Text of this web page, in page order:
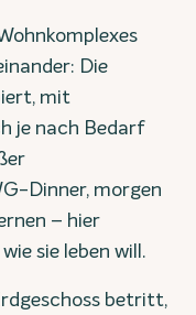
Die
mit
je nach Bedarf
Dinner, morgen
– hier
sie leben will.
betritt,